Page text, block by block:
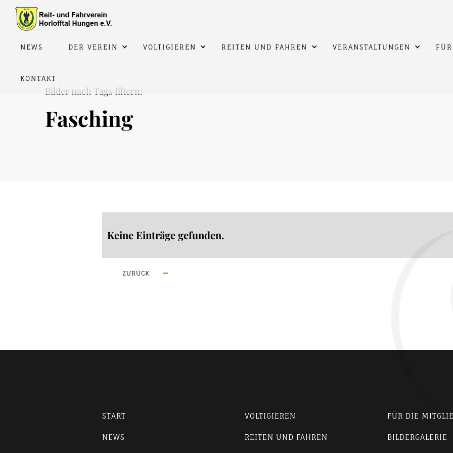
NEWS DER VEREIN VOLTIGIEREN REITEN UND FAHREN VERANSTALTUNGEN
KONTAKT
Bilder nach Tags filtern:
Fasching
Keine Einträge gefunden.
ZURÜCK
START
NEWS
VOLTIGIEREN
REITEN UND FAHREN
FÜR DIE
BILDERGALERIE